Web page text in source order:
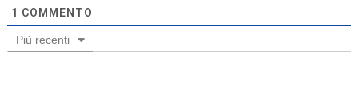
1 COMMENTO
Più recenti